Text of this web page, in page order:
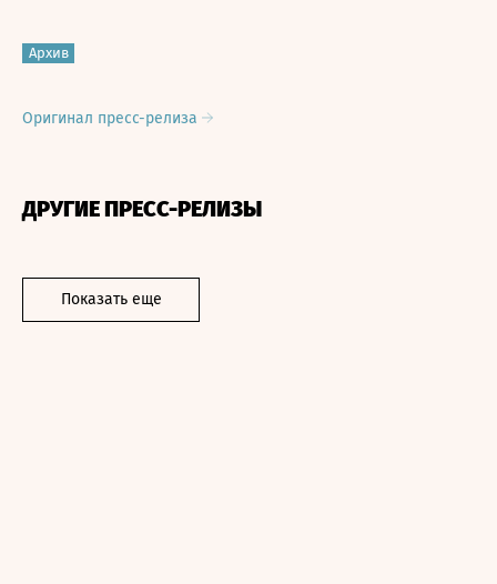
Архив
Оригинал пресс-релиза
ДРУГИЕ ПРЕСС-РЕЛИЗЫ
Показать еще